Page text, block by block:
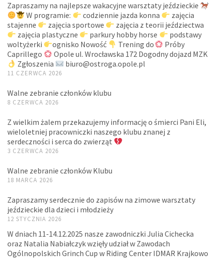
Zapraszamy na najlepsze wakacyjne warsztaty jeździeckie
W programie:
codziennie jazda konna
zajęcia
stajenne
zajęcia sportowe
zajęcia z teorii jeździectwa
zajęcia plastyczne
parkury hobby horse
podstawy
woltyżerki
ognisko Nowość Trening do
Próby
Caprillego
Opole ul. Wrocławska 172 Dogodny dojazd MZK
Zgłoszenia
biuro@ostroga.opole.pl
11 CZERWCA 2026
Walne zebranie członków klubu
8 CZERWCA 2026
Z wielkim żalem przekazujemy informację o śmierci Pani Eli,
wieloletniej pracowniczki naszego klubu znanej z
serdeczności i serca do zwierząt
3 CZERWCA 2026
Walne zebranie członków Klubu
18 MARCA 2026
Zapraszamy serdecznie do zapisów na zimowe warsztaty
jeździeckie dla dzieci i młodzieży
12 STYCZNIA 2026
W dniach 11-14.12.2025 nasze zawodniczki Julia Cichecka
oraz Natalia Nabiałczyk wzięły udział w Zawodach
Ogólnopolskich Grinch Cup w Riding Center IDMAR Krajkowo